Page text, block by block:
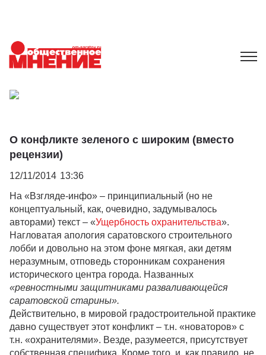
О конфликте зеленого с широким (вместо
рецензии)
12/11/2014 13:36
На «Взгляде-инфо» – принципиальный (но не
концептуальный, как, очевидно, задумывалось
авторами) текст – «Ущербность охранительства».
Нагловатая апология саратовского строительного
лобби и довольно на этом фоне мягкая, аки детям
неразумным, отповедь сторонникам сохранения
исторического центра города. Названных
«ревностными защитниками разваливающейся
саратовской старины».
Действительно, в мировой градостроительной практике
давно существует этот конфликт – т.н. «новаторов» с
т.н. «охранителями». Везде, разумеется, присутствует
собственная специфика. Кроме того, и, как правило, не